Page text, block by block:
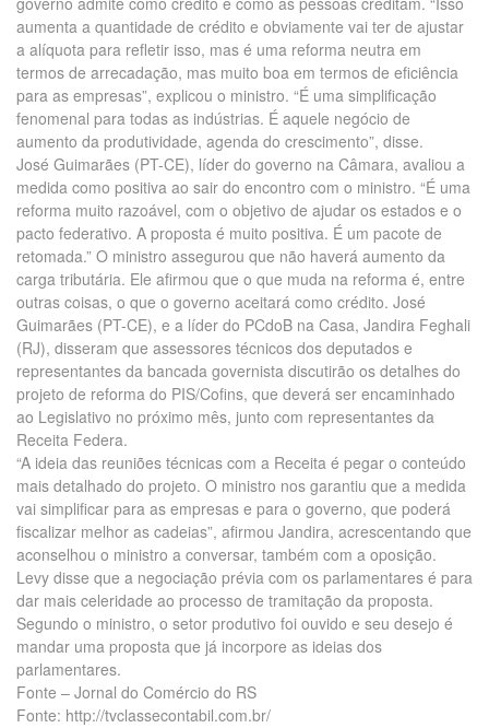
aumenta a quantidade de crédito e obviamente vai ter de ajustar
a alíquota para refletir isso, mas é uma reforma neutra em
termos de arrecadação, mas muito boa em termos de eficiência
para as empresas”, explicou o ministro. “É uma simplificação
fenomenal para todas as indústrias. É aquele negócio de
aumento da produtividade, agenda do crescimento”, disse.
José Guimarães (PT-CE), líder do governo na Câmara, avaliou a
medida como positiva ao sair do encontro com o ministro. “É uma
reforma muito razoável, com o objetivo de ajudar os estados e o
pacto federativo. A proposta é muito positiva. É um pacote de
retomada.” O ministro assegurou que não haverá aumento da
carga tributária. Ele afirmou que o que muda na reforma é, entre
outras coisas, o que o governo aceitará como crédito. José
Guimarães (PT-CE), e a líder do PCdoB na Casa, Jandira Feghali
(RJ), disseram que assessores técnicos dos deputados e
representantes da bancada governista discutirão os detalhes do
projeto de reforma do PIS/Cofins, que deverá ser encaminhado
ao Legislativo no próximo mês, junto com representantes da
Receita Federa.
“A ideia das reuniões técnicas com a Receita é pegar o conteúdo
mais detalhado do projeto. O ministro nos garantiu que a medida
vai simplificar para as empresas e para o governo, que poderá
fiscalizar melhor as cadeias”, afirmou Jandira, acrescentando que
aconselhou o ministro a conversar, também com a oposição.
Levy disse que a negociação prévia com os parlamentares é para
dar mais celeridade ao processo de tramitação da proposta.
Segundo o ministro, o setor produtivo foi ouvido e seu desejo é
mandar uma proposta que já incorpore as ideias dos
parlamentares.
Fonte – Jornal do Comércio do RS
Fonte: http://tvclassecontabil.com.br/